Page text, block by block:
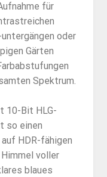
für
oder
Gärten
Spektrum.
10-Bit HLG-
so einen
HDR-fähigen
voller
blaues